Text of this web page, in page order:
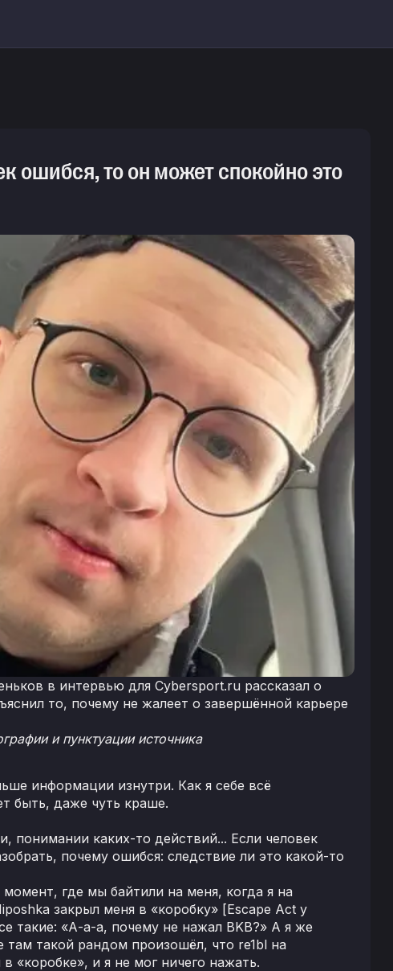
ошибся, то он может спокойно это
в интервью для Cybersport.ru рассказал о
то, почему не жалеет о завершённой карьере
и пунктуации источника
информации изнутри. Как я себе всё
быть, даже чуть краше.
понимании каких-то действий... Если человек
почему ошибся: следствие ли это какой-то
где мы байтили на меня, когда я на
закрыл меня в «коробку» [Escape Act у
такие: «А-а-а, почему не нажал BKB?» А я же
там такой рандом произошёл, что re1bl на
«коробке», и я не мог ничего нажать.